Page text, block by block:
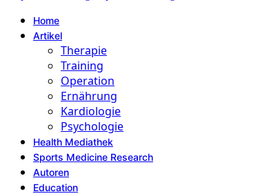
Home
Artikel
Therapie
Training
Operation
Ernährung
Kardiologie
Psychologie
Health Mediathek
Sports Medicine Research
Autoren
Education